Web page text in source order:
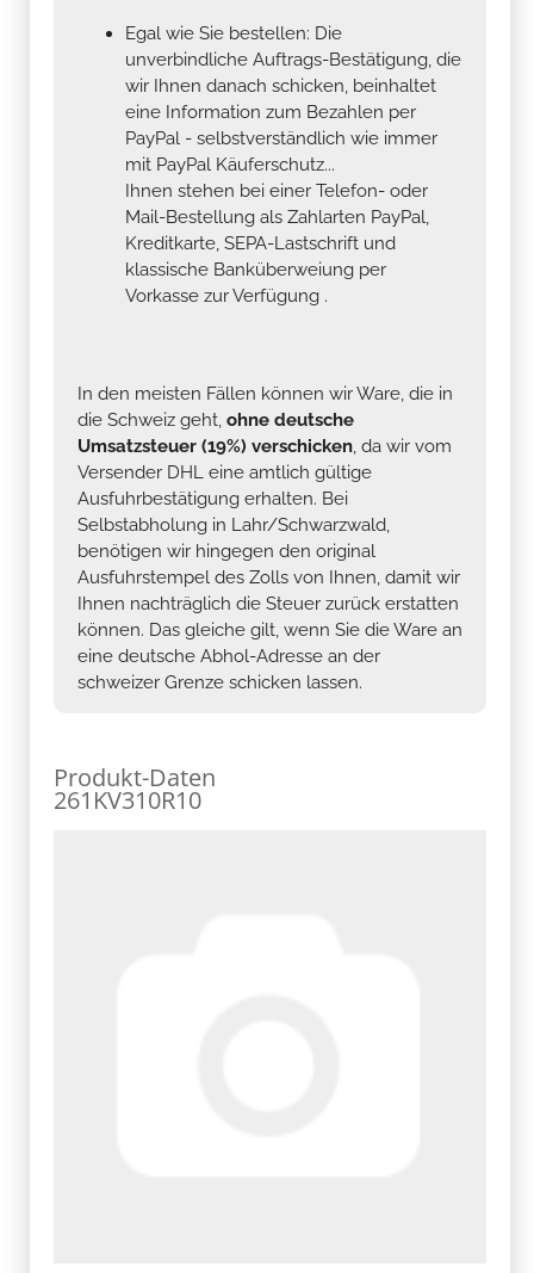
Egal wie Sie bestellen: Die
unverbindliche Auftrags-Bestätigung, die
wir Ihnen danach schicken, beinhaltet
eine Information zum Bezahlen per
PayPal - selbstverständlich wie immer
mit PayPal Käuferschutz...
Ihnen stehen bei einer Telefon- oder
Mail-Bestellung als Zahlarten PayPal,
Kreditkarte, SEPA-Lastschrift und
klassische Banküberweiung per
Vorkasse zur Verfügung .
In den meisten Fällen können wir Ware, die in
die Schweiz geht, ohne deutsche
Umsatzsteuer (19%) verschicken, da wir vom
Versender DHL eine amtlich gültige
Ausfuhrbestätigung erhalten. Bei
Selbstabholung in Lahr/Schwarzwald,
benötigen wir hingegen den original
Ausfuhrstempel des Zolls von Ihnen, damit wir
Ihnen nachträglich die Steuer zurück erstatten
können. Das gleiche gilt, wenn Sie die Ware an
eine deutsche Abhol-Adresse an der
schweizer Grenze schicken lassen.
Produkt-Daten
261KV310R10